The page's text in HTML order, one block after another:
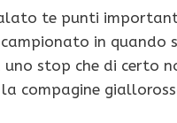
te punti
in
stop che di certo
la compagine